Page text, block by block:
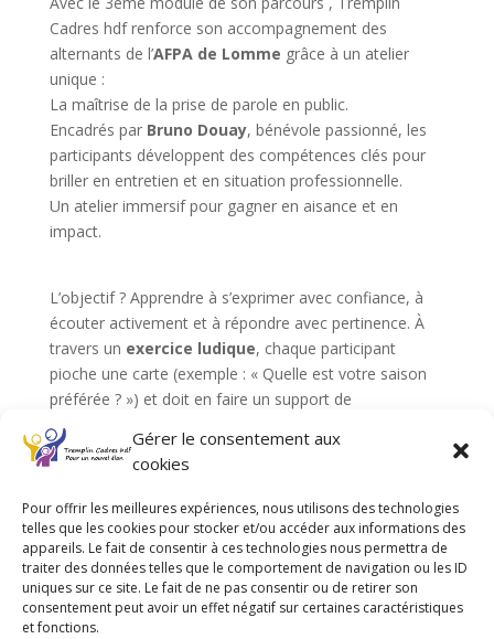
Gérer le consentement aux
cookies
Pour offrir les meilleures expériences, nous utilisons des technologies
telles que les cookies pour stocker et/ou accéder aux informations des
appareils. Le fait de consentir à ces technologies nous permettra de
traiter des données telles que le comportement de navigation ou les ID
uniques sur ce site. Le fait de ne pas consentir ou de retirer son
consentement peut avoir un effet négatif sur certaines caractéristiques
et fonctions.
Cadres hdf renforce son accompagnement des
alternants de l’AFPA de Lomme grâce à un atelier
unique :
La maîtrise de la prise de parole en public.
Encadrés par Bruno Douay, bénévole passionné, les
participants développent des compétences clés pour
briller en entretien et en situation professionnelle.
Un atelier immersif pour gagner en aisance et en
impact.
L’objectif ? Apprendre à s’exprimer avec confiance, à
écouter activement et à répondre avec pertinence. À
travers un exercice ludique, chaque participant
pioche une carte (exemple : « Quelle est votre saison
préférée ? ») et doit en faire un support de
communication percutant. Après chaque prise de
parole, les retours des autres participants révèlent des
qualités insoupçonnées : « Joie, vivant, rayonnant ».
Une méthode structurée pour captiver son auditoire.
La prise de parole se fait debout, face au groupe, et
suit une structure claire :
Une accroche pour capter l’attention.
Un message principal, expliqué avec précision.
Une conclusion marquante pour laisser une impression